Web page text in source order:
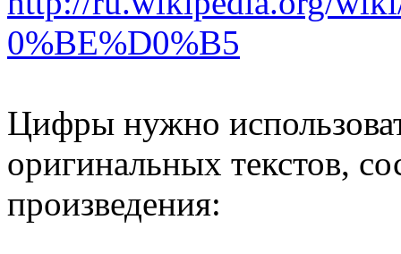
0%BE%D0%B5
Цифры нужно
оригинальных текстов,
произведения: